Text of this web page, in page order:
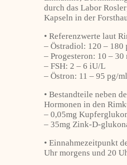
durch das Labor
Kapseln in der
• Referenzwerte laut
– Östradiol: 120 – 180
– Progesteron: 10 – 30
– FSH: 2 – 6 iU/L
– Östron: 11 – 95 pg/
• Bestandteile neben
Hormonen in den
– 0,05mg
– 35mg Zink-D-
• Einnahmezeitpunkt
Uhr morgens und 20